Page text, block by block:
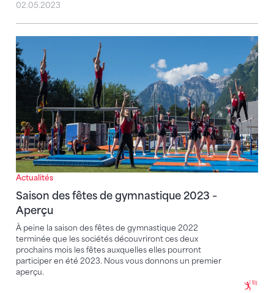
02.05.2023
Actualités
Saison des fêtes de gymnastique 2023 –
Aperçu
À peine la saison des fêtes de gymnastique 2022
terminée que les sociétés découvriront ces deux
prochains mois les fêtes auxquelles elles pourront
participer en été 2023. Nous vous donnons un premier
aperçu.
Saison des fêtes de gymnastique 2023 – Aperçu